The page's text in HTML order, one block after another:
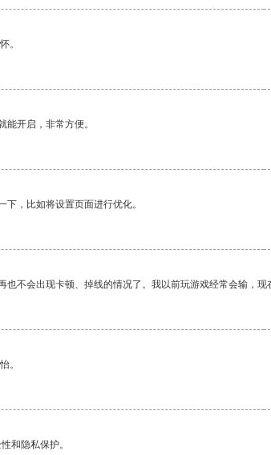
。
开启，非常方便。
，比如将设置页面进行优化。
不会出现卡顿、掉线的情况了。我以前玩游戏经常会输，现
。
和隐私保护。